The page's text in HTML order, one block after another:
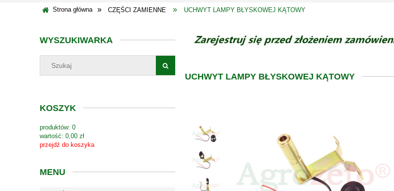
Strona główna » CZĘŚCI ZAMIENNE » UCHWYT LAMPY BŁYSKOWEJ KĄTOWY
WYSZUKIWARKA
KOSZYK
produktów: 0
wartość: 0,00 zł
przejdź do koszyka
MENU
UCHWYT LAMPY BŁYSKOWEJ KĄTOWY